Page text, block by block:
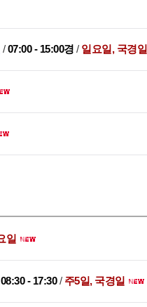
/07:00 - 15:00경 / 일요일, 국경일
일
08:30 - 17:30/ 주5일, 국경일